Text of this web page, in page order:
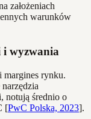
założeniach
warunków
wyzwania
margines rynku.
notują średnio o
[PwC Polska, 2023].